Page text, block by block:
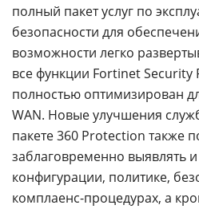
полный пакет услуг по
безопасности для
возможности легко
все функции Fortinet Security
полностью оптимизирован
WAN. Новые улучшения
пакете 360 Protection также
заблаговременно выявлять
конфигурации, политике,
комплаенс-процедурах, а